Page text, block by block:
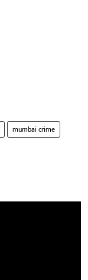
mumbai crime